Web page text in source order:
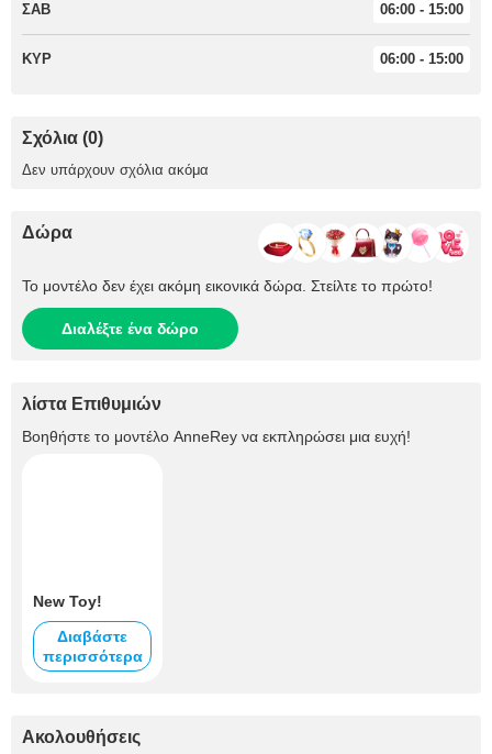
ΣΑΒ 06:00 - 15:00
ΚΥΡ 06:00 - 15:00
Σχόλια (0)
Δεν υπάρχουν σχόλια ακόμα
Δώρα
Το μοντέλο δεν έχει ακόμη εικονικά δώρα. Στείλτε το πρώτο!
Διαλέξτε ένα δώρο
λίστα Επιθυμιών
Βοηθήστε το μοντέλο AnneRey να εκπληρώσει μια ευχή!
New Toy!
Διαβάστε
περισσότερα
Ακολουθήσεις